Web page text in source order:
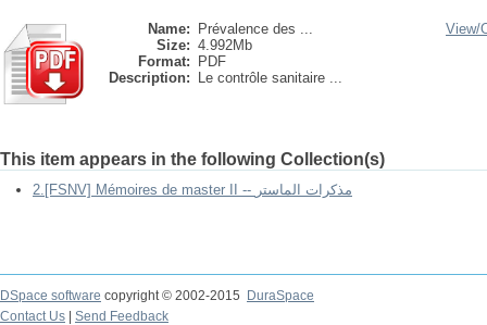
Name:
Prévalence des ...
Size: 4.992Mb
Format:
PDF
Description:
Le contrôle sanitaire ...
View/
This item appears in the following Collection(s)
2.[FSNV] Mémoires de master II -- مذكرات الماستر
DSpace software copyright © 2002-2015
DuraSpace
Contact Us
Send Feedback